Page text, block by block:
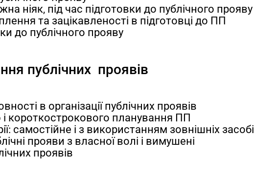
ніяк, під час підготовки до публічного прояву
та зацікавленості в підготовці до ПП
до публічного прояву
публічних проявів
в організації публічних проявів
короткострокового планування ПП
самостійне і з використанням зовнішніх
прояви з власної волі і вимушені
проявів